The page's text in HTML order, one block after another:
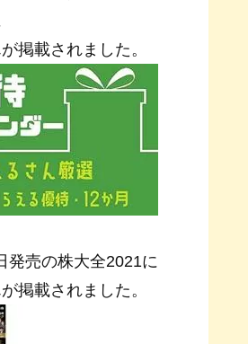
掲載されました。
発売の株大全2021に
掲載されました。